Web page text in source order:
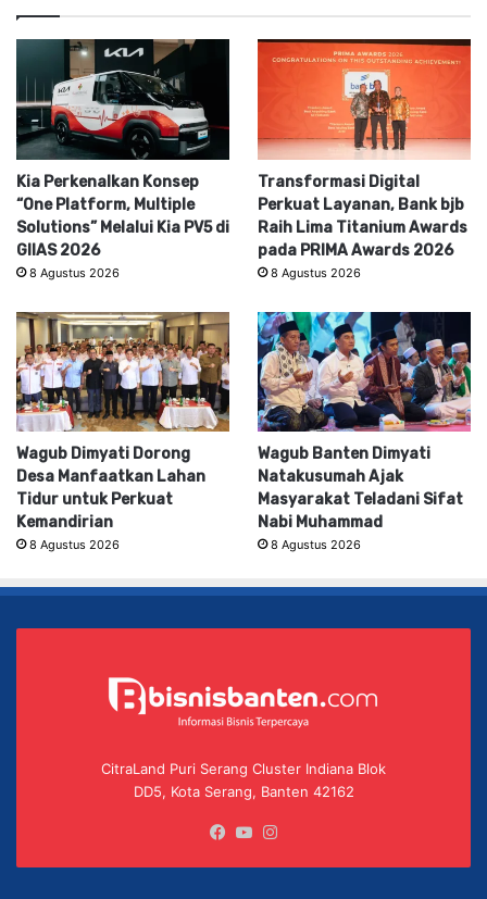
Kia Perkenalkan Konsep
“One Platform, Multiple
Solutions” Melalui Kia PV5 di
GIIAS 2026
8 Agustus 2026
Transformasi Digital
Perkuat Layanan, Bank bjb
Raih Lima Titanium Awards
pada PRIMA Awards 2026
8 Agustus 2026
Wagub Dimyati Dorong
Desa Manfaatkan Lahan
Tidur untuk Perkuat
Kemandirian
8 Agustus 2026
Wagub Banten Dimyati
Natakusumah Ajak
Masyarakat Teladani Sifat
Nabi Muhammad
8 Agustus 2026
CitraLand Puri Serang Cluster Indiana Blok
DD5, Kota Serang, Banten 42162
Facebook
YouTube